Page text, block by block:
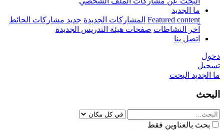
ما الجديد
Featured content المشاركات الجديدة جديد مشاركات الحائط
آخر النشاطات صفحات هيئة التدريس الجديدة
اتصل بنا
دخول
تسجيل
ما الجديد البحث
البحث
بحث بالعناوين فقط